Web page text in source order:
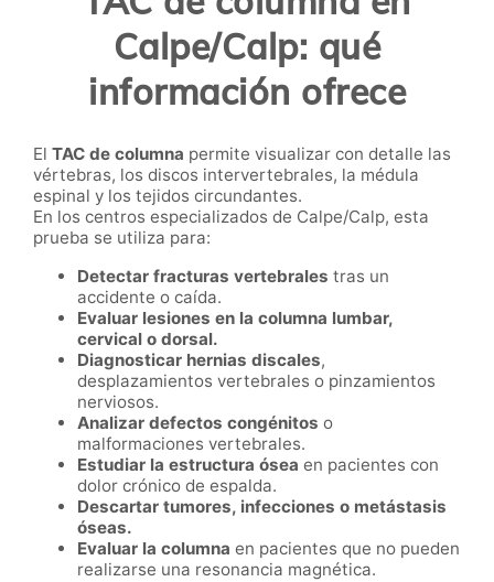
Calpe/Calp: qué
información ofrece
El TAC de columna permite visualizar con detalle las
vértebras, los discos intervertebrales, la médula
espinal y los tejidos circundantes.
En los centros especializados de Calpe/Calp, esta
prueba se utiliza para:
Detectar fracturas vertebrales tras un
accidente o caída.
Evaluar lesiones en la columna lumbar,
cervical o dorsal.
Diagnosticar hernias discales,
desplazamientos vertebrales o pinzamientos
nerviosos.
Analizar defectos congénitos o
malformaciones vertebrales.
Estudiar la estructura ósea en pacientes con
dolor crónico de espalda.
Descartar tumores, infecciones o metástasis
óseas.
Evaluar la columna en pacientes que no pueden
realizarse una resonancia magnética.